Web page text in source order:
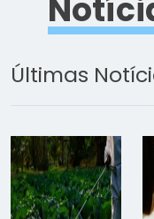
Últimas